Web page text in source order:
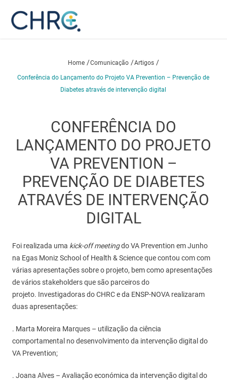
Home /Comunicação /Artigos /
Conferência do Lançamento do Projeto VA Prevention – Prevenção de
Diabetes através de intervenção digital
CONFERÊNCIA DO
LANÇAMENTO DO PROJETO
VA PREVENTION –
PREVENÇÃO DE DIABETES
ATRAVÉS DE INTERVENÇÃO
DIGITAL
Foi realizada uma kick-off meetingdo VA Prevention em Junho
na Egas Moniz School of Health & Science que contou com com
várias apresentações sobre o projeto, bem como apresentações
de vários stakeholders que são parceiros do
projeto. Investigadoras do CHRC e da ENSP-NOVA realizaram
duas apresentações:
. Marta Moreira Marques – utilização da ciência
comportamental no desenvolvimento da intervenção digital do
VA Prevention;
. Joana Alves – Avaliação económica da intervenção digital do